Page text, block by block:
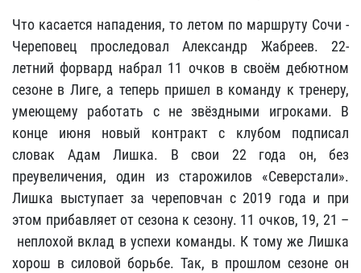
Что касается нападения, то летом по маршруту Сочи -
Череповец проследовал Александр Жабреев. 22-
летний форвард набрал 11 очков в своём дебютном
сезоне в Лиге, а теперь пришел в команду к тренеру,
умеющему работать с не звёздными игроками. В
конце июня новый контракт с клубом подписал
словак Адам Лишка. В свои 22 года он, без
преувеличения, один из старожилов «Северстали».
Лишка выступает за череповчан с 2019 года и при
этом прибавляет от сезона к сезону. 11 очков, 19, 21 –
неплохой вклад в успехи команды. К тому же Лишка
хорош в силовой борьбе. Так, в прошлом сезоне он